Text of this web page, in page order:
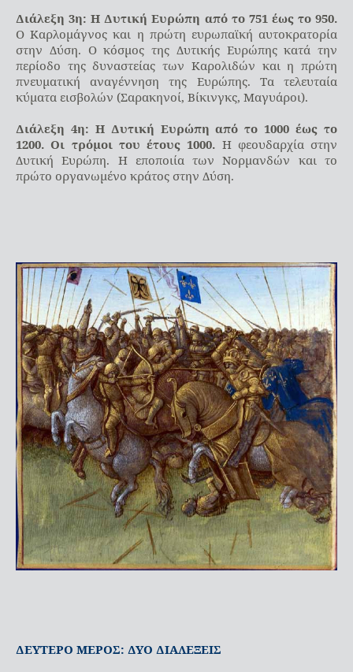
Διάλεξη 3η: Η Δυτική Ευρώπη από το 751 έως το 950.
Ο Καρλομάγνος και η πρώτη ευρωπαϊκή αυτοκρατορία
στην Δύση. Ο κόσμος της Δυτικής Ευρώπης κατά την
περίοδο της δυναστείας των Καρολιδών και η πρώτη
πνευματική αναγέννηση της Ευρώπης. Τα τελευταία
κύματα εισβολών (Σαρακηνοί, Βίκινγκς, Μαγυάροι).
Διάλεξη 4η: Η Δυτική Ευρώπη από το 1000 έως το
1200. Οι τρόμοι του έτους 1000. Η φεουδαρχία στην
Δυτική Ευρώπη. Η εποποιία των Νορμανδών και το
πρώτο οργανωμένο κράτος στην Δύση.
ΔΕΥΤΕΡΟ ΜΕΡΟΣ: ΔΥΟ ΔΙΑΛΕΞΕΙΣ